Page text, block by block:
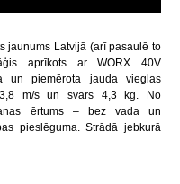
jaunums Latvijā (arī pasaulē to
aprīkots ar WORX 40V
un piemērota jauda vieglas
m/s un svars 4,3 kg. No
ērtums – bez vada un
pieslēguma. Strādā jebkurā